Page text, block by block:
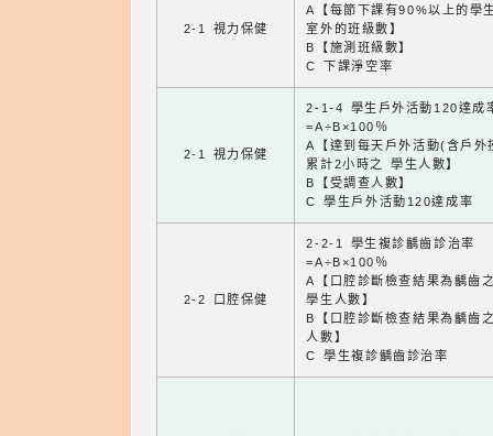
2-1 視力保健
A【每節下課有90%以上的學
室外的班級數】
B【施測班級數】
C 下課淨空率
2-1 視力保健
2-1-4 學生戶外活動120達成
=A÷B×100％
A【達到每天戶外活動(含戶外
累計2小時之 學生人數】
B【受調查人數】
C 學生戶外活動120達成率
2-2 口腔保健
2-2-1 學生複診齲齒診治率
=A÷B×100％
A【口腔診斷檢查結果為齲齒
學生人數】
B【口腔診斷檢查結果為齲齒
人數】
C 學生複診齲齒診治率